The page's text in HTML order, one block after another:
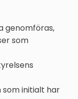
genomföras,
som
som initialt har